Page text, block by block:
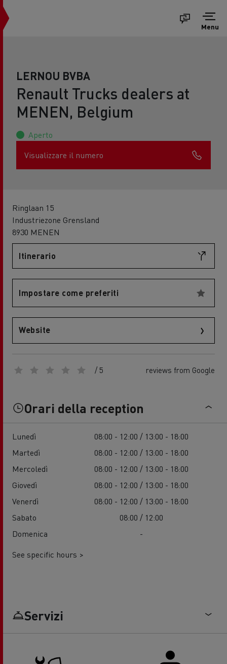
Menu
LERNOU BVBA
Renault Trucks dealers at
MENEN, Belgium
Aperto
Visualizzare il numero
Ringlaan 15
Industriezone Grensland
8930 MENEN
Itinerario
Impostare come preferiti
Website
/ 5 reviews from Google
Orari della reception
Lunedì
08:00 - 12:00 / 13:00 - 18:00
Martedì
08:00 - 12:00 / 13:00 - 18:00
Mercoledì
08:00 - 12:00 / 13:00 - 18:00
Giovedì
08:00 - 12:00 / 13:00 - 18:00
Venerdì
08:00 - 12:00 / 13:00 - 18:00
Sabato
08:00 / 12:00
Domenica
-
See specific hours >
Servizi